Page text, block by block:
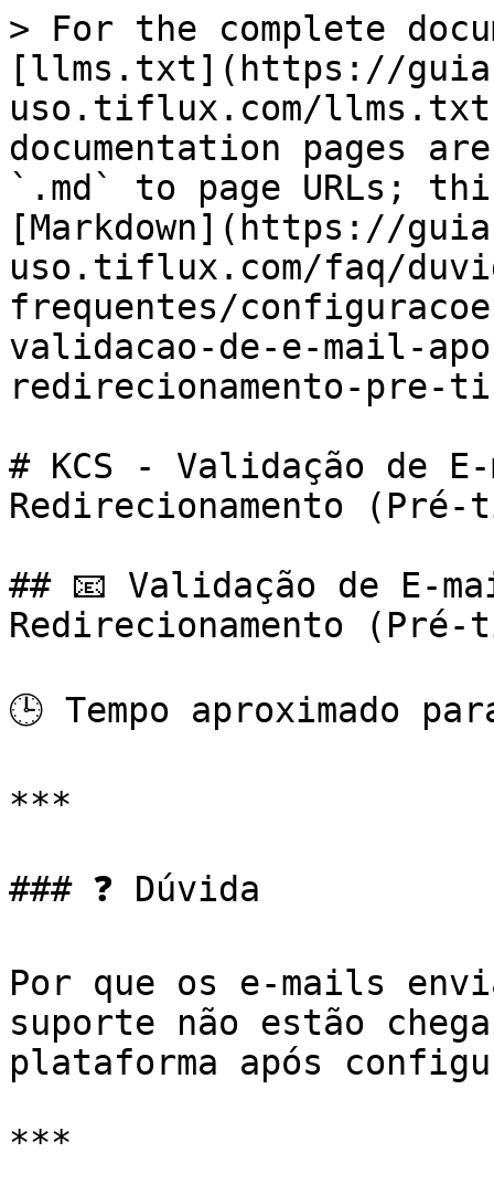
> For the complete
[llms.txt](https://
uso.tiflux.com/
documentation pages
`.md` to page URLs;
[Markdown](https://
uso.tiflux.com/faq/
frequentes/
validacao-de-e-mail-
redirecionamento-pre-
# KCS - Validação de
Redirecionamento
## 📧 Validação de E-
Redirecionamento
🕒 Tempo aproximado
***
### ❓ Dúvida
Por que os e-mails
suporte não estão
plataforma após
***